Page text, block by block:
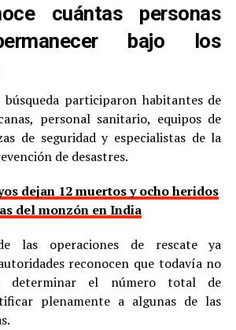
cuántas personas
bajo los
participaron habitantes de
personal sanitario, equipos de
de seguridad y especialistas de la
de desastres.
dejan 12 muertos y ocho heridos
del monzón en India
las operaciones de rescate ya
reconocen que todavía no
determinar el número total de
plenamente a algunas de las